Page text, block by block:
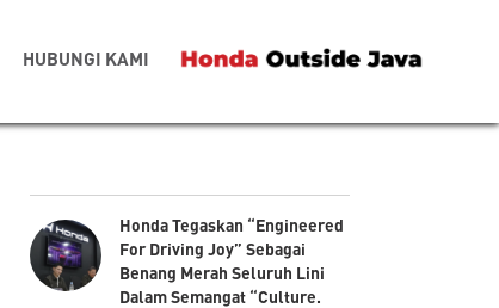
HUBUNGI KAMI
Honda Tegaskan “Engineered
For Driving Joy” Sebagai
Benang Merah Seluruh Lini
Dalam Semangat “Culture.